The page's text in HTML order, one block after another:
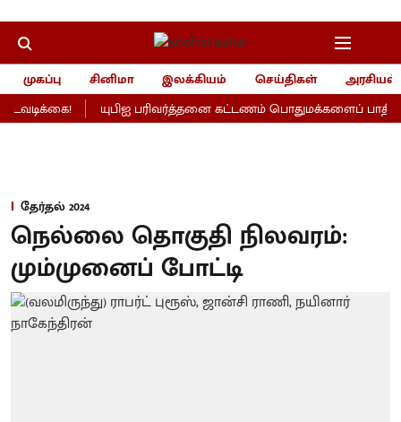
முகப்பு சினிமா இலக்கியம் செய்திகள்
அரசியல்
யுபிஐ பரிவர்த்தனை கட்டணம் பொதுமக்களைப்
தேர்தல் 2024
நெல்லை தொகுதி நிலவரம்:
மும்முனைப் போட்டி